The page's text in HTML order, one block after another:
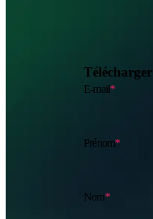
Télécharger
E-mail*
Prénom*
Nom*